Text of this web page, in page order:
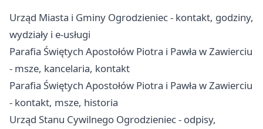
Urząd Miasta i Gminy Ogrodzieniec - kontakt, godziny,
wydziały i e-usługi
Parafia Świętych Apostołów Piotra i Pawła w Zawierciu
- msze, kancelaria, kontakt
Parafia Świętych Apostołów Piotra i Pawła w Zawierciu
- kontakt, msze, historia
Urząd Stanu Cywilnego Ogrodzieniec - odpisy,